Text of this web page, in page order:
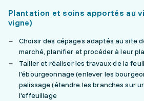
Plantation et soins apportés au
vigne)
Choisir des cépages adaptés au site
marché, planifier et procéder à leur
Tailler et réaliser les travaux de la
l'ébourgeonnage (enlever les
palissage (étendre les branches sur
l'effeuillage